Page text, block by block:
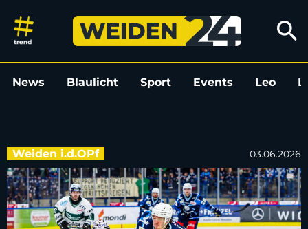
Nächster Neuzugang: Blue
search
News Blaulicht Sport Events Leo
Weiden i.d.OPf 03.06.2026